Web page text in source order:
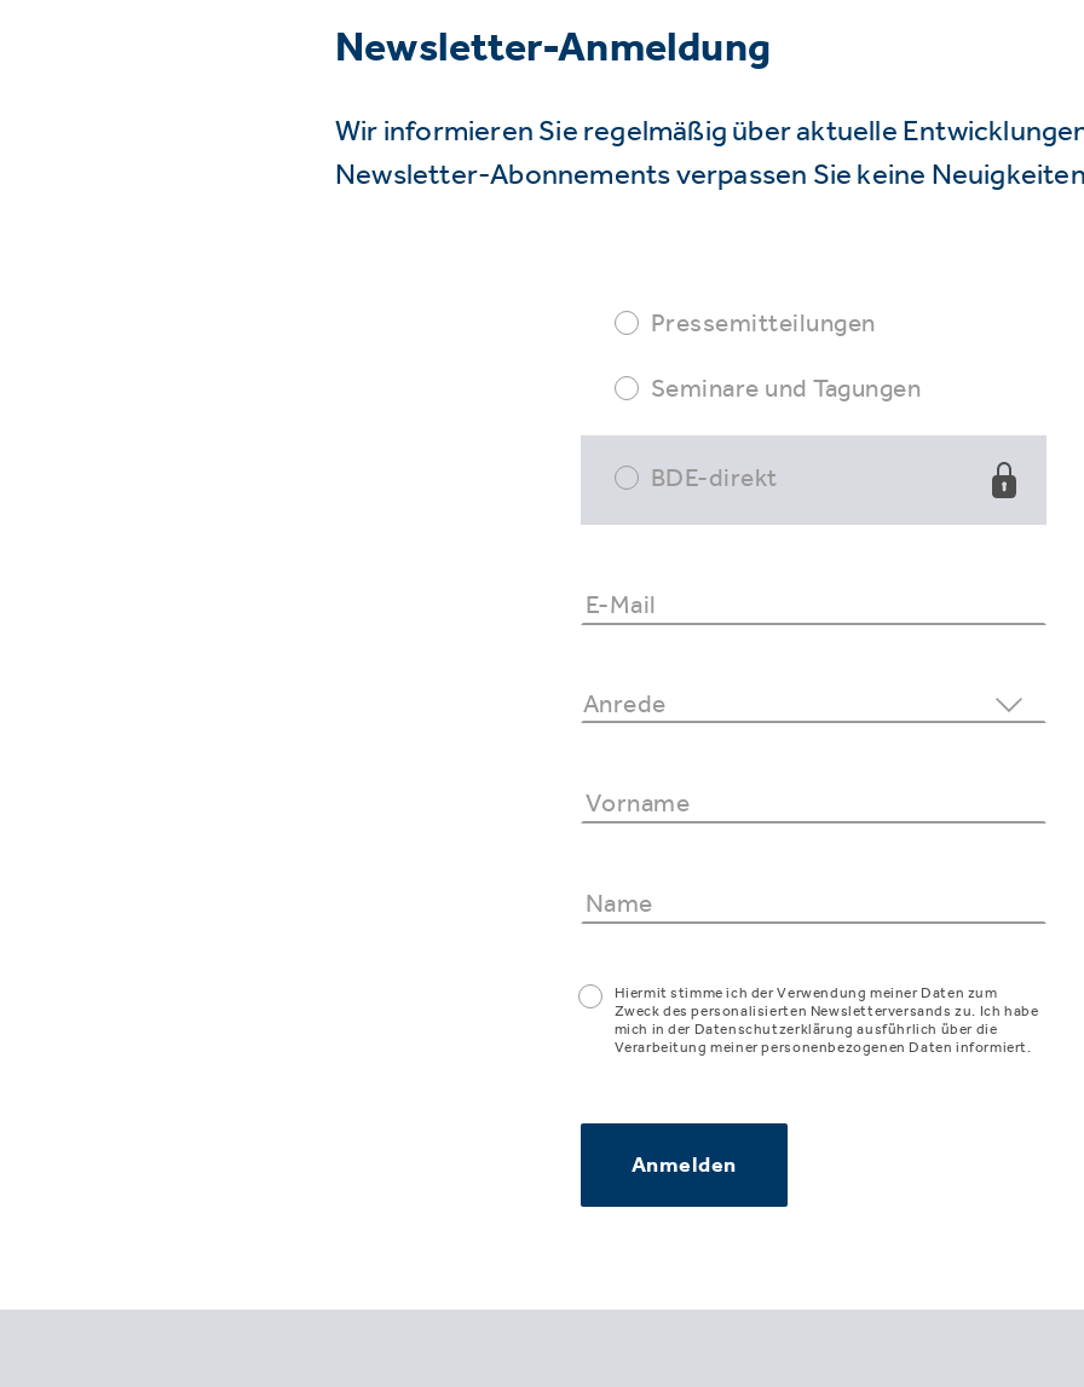
Newsletter-Anmeldung
Wir informieren Sie regelmäßig über aktuelle
Newsletter-Abonnements verpassen Sie keine
Pressemitteilungen
Seminare und Tagungen
BDE-direkt
Hiermit stimme ich der Verwendung meiner Daten zum
Zweck des personalisierten Newsletterversands zu. Ich habe
mich in der Datenschutzerklärung ausführlich über die
Verarbeitung meiner personenbezogenen Daten informiert.
Anmelden